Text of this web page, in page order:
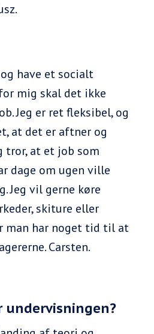
have et socialt
mig skal det ikke
Jeg er ret fleksibel, og
at det er aftner og
tror, at et job som
dage om ugen ville
Jeg vil gerne køre
skiture eller
man har noget tid til at
Carsten.
undervisningen?